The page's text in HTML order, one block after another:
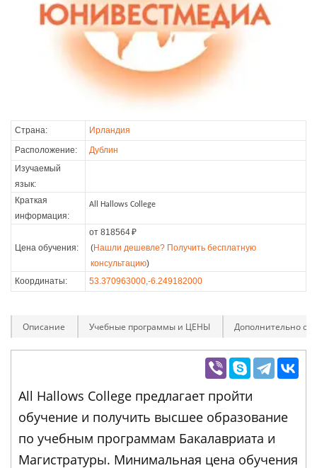
Страна:
Ирландия
Расположение:
Дублин
Изучаемый
язык:
Краткая
информация:
All Hallows College
Цена обучения:
от 818564₽
(Нашли дешевле? Получить бесплатную
консультацию)
Координаты:
53.370963000,-6.249182000
Описание Учебные программы и ЦЕНЫ Дополнительно
All Hallows College предлагает пройти
обучение и получить высшее образование
по учебным программам Бакалавриата и
Магистратуры. Минимальная цена обучения